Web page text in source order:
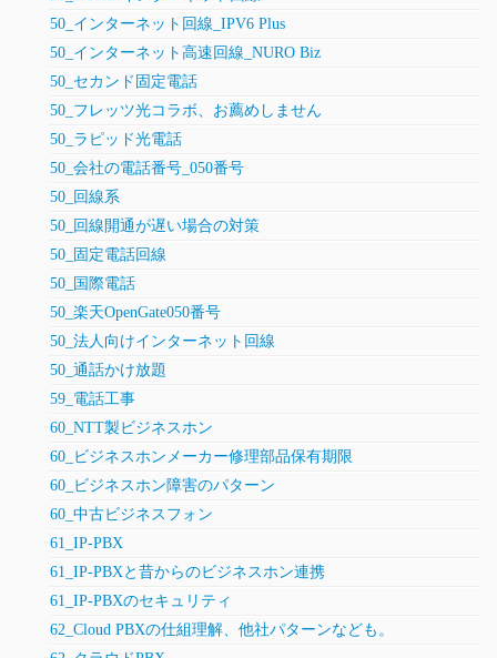
50_インターネット回線_IPV6 Plus
50_インターネット高速回線_NURO Biz
50_セカンド固定電話
50_フレッツ光コラボ、お薦めしません
50_ラピッド光電話
50_会社の電話番号_050番号
50_回線系
50_回線開通が遅い場合の対策
50_固定電話回線
50_国際電話
50_楽天OpenGate050番号
50_法人向けインターネット回線
50_通話かけ放題
59_電話工事
60_NTT製ビジネスホン
60_ビジネスホンメーカー修理部品保有期限
60_ビジネスホン障害のパターン
60_中古ビジネスフォン
61_IP-PBX
61_IP-PBXと昔からのビジネスホン連携
61_IP-PBXのセキュリティ
62_Cloud PBXの仕組理解、他社パターンなども。